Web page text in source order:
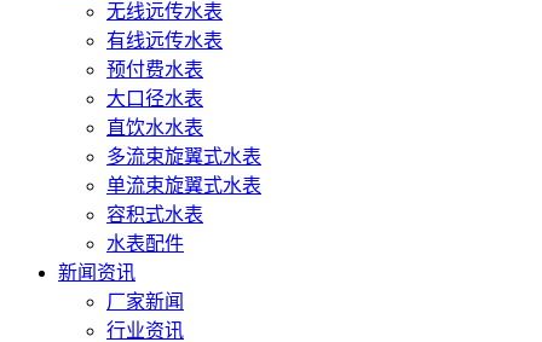
无线远传水表
有线远传水表
预付费水表
大口径水表
直饮水水表
多流束旋翼式水表
单流束旋翼式水表
容积式水表
水表配件
新闻资讯
厂家新闻
行业资讯